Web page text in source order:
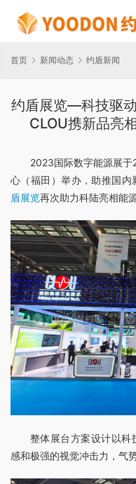
首页 新闻动态 约盾新闻
约盾展览—科技驱
CLOU携新品亮
2023国际数字能源展
心（福田）举办，助推国内
盾展览再次助力科陆亮相能
整体展台方案设计以科
感和极强的视觉冲击力，气势